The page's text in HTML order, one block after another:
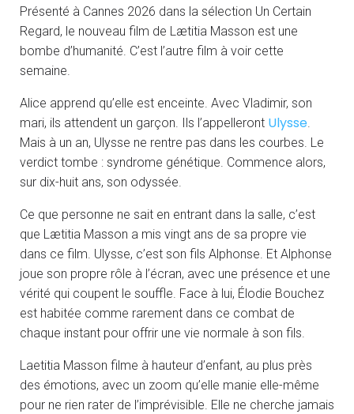
Présenté à Cannes 2026 dans la sélection Un Certain
Regard, le nouveau film de Lætitia Masson est une
bombe d’humanité. C’est l’autre film à voir cette
semaine.
Alice apprend qu’elle est enceinte. Avec Vladimir, son
mari, ils attendent un garçon. Ils l’appelleront Ulysse
Mais à un an, Ulysse ne rentre pas dans les courbes. Le
verdict tombe : syndrome génétique. Commence alors,
sur dix-huit ans, son odyssée.
Ce que personne ne sait en entrant dans la salle, c’est
que Lætitia Masson a mis vingt ans de sa propre vie
dans ce film. Ulysse, c’est son fils Alphonse. Et Alphonse
joue son propre rôle à l’écran, avec une présence et une
vérité qui coupent le souffle. Face à lui, Élodie Bouchez
est habitée comme rarement dans ce combat de
chaque instant pour offrir une vie normale à son fils.
Laetitia Masson filme à hauteur d’enfant, au plus près
des émotions, avec un zoom qu’elle manie elle-même
pour ne rien rater de l’imprévisible. Elle ne cherche jamais